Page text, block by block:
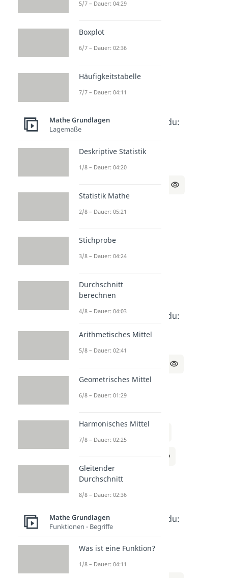
4 = 4 – y | -4
⇔ 0 = y
Durch weißt du:
x = 4
3 = 2 + x | -2
Durch I weißt du:
y = 3
c)
⇔ 3 = x
Durch weißt du:
z = 4
5/7 – Dauer: 04:29
Boxplot
6/7 – Dauer: 02:36
Häufigkeitstabelle
7/7 – Dauer: 04:11
Mathe Grundlagen
Lagemaße
Deskriptive Statistik
1/8 – Dauer: 04:20
Statistik Mathe
2/8 – Dauer: 05:21
Stichprobe
3/8 – Dauer: 04:24
Durchschnitt
berechnen
4/8 – Dauer: 04:03
Arithmetisches Mittel
5/8 – Dauer: 02:41
Geometrisches Mittel
6/8 – Dauer: 01:29
Harmonisches Mittel
7/8 – Dauer: 02:25
Gleitender
Durchschnitt
8/8 – Dauer: 02:36
Mathe Grundlagen
Funktionen - Begriffe
Was ist eine Funktion?
1/8 – Dauer: 04:11